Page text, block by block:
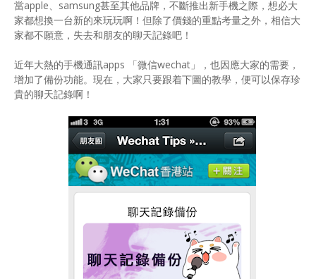
當apple、samsung甚至其他品牌，不斷推出新手機之際，想必大
家都想換一台新的來玩玩啊！但除了價錢的重點考量之外，相信大
家都不願意，失去和朋友的聊天記錄吧！
近年大熱的手機通訊apps 「微信wechat」，也因應大家的需要，
增加了備份功能。現在，大家只要跟着下圖的教學，便可以保存珍
貴的聊天記錄啊！